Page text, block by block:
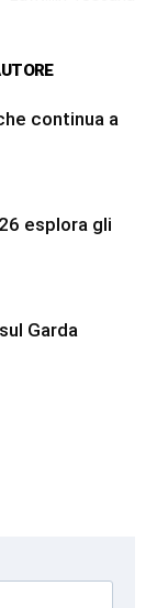
continua a
esplora gli
Garda